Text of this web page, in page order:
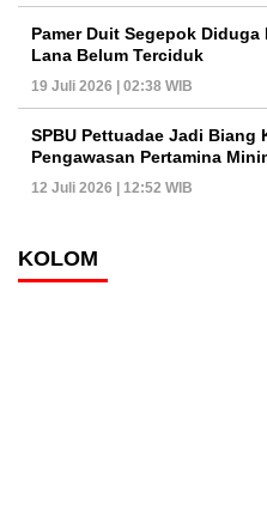
Pamer Duit Segepok
Lana Belum Terciduk
19 Juli 2026 | 02:38 WIB
SPBU Pettuadae Jadi Biang
Pengawasan Pertamina
12 Juli 2026 | 12:52 WIB
KOLOM